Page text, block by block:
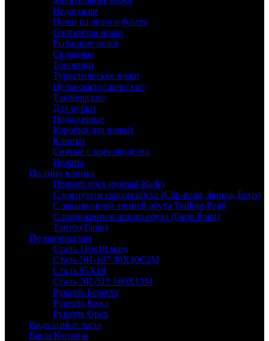
Недорогие
Ножи из литого булата
Охотничьи ножи
Рыбацкие ножи
Складные
Топорики
Туристические ножи
Цельнометаллические
Тактические
Для рубки
Подарочные
Коробки для ножей
Клинки
Снятые с производства
Ножны
По типу клинка
Прямой обух (normal-blade)
С вогнутым скосом обуха (Clip-point, финка, Боуи)
С завышенной линией обуха Trailing-Point
С понижением линии обуха (Drop-Point)
Танто (Tanto)
По материалам
Сталь 110х18 мшд
Сталь ЭИ-107 40Х10С2М
Сталь 95Х18
Сталь ЭИ-515 100Х13М
Рукоять Береста
Рукоять Кожа
Рукоять Орех
Водолазные часы
Ваша Корзина